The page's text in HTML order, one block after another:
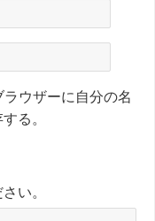
ウザーに自分の名
る。
い。